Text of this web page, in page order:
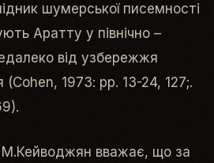
шумерської писемності
Аратту у північно –
від узбережжя
(Cohen, 1973: pp. 13-24, 127;.
М.Кейводжян вважає, що за